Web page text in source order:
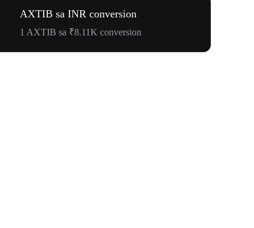
AXTIB sa INR conversion
1 AXTIB sa ₹8.11K conversion